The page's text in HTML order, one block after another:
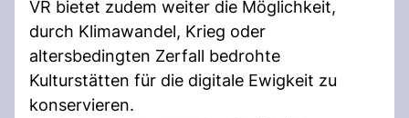
VR bietet zudem weiter die Möglichkeit,
durch Klimawandel, Krieg oder
altersbedingten Zerfall bedrohte
Kulturstätten für die digitale Ewigkeit zu
konservieren.